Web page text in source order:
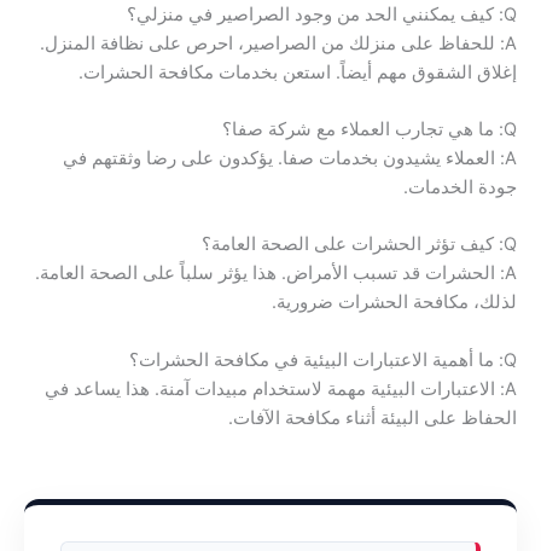
Q: كيف يمكنني الحد من وجود الصراصير في منزلي؟
A: للحفاظ على منزلك من الصراصير، احرص على نظافة المنزل.
إغلاق الشقوق مهم أيضاً. استعن بخدمات مكافحة الحشرات.
Q: ما هي تجارب العملاء مع شركة صفا؟
A: العملاء يشيدون بخدمات صفا. يؤكدون على رضا وثقتهم في
جودة الخدمات.
Q: كيف تؤثر الحشرات على الصحة العامة؟
A: الحشرات قد تسبب الأمراض. هذا يؤثر سلباً على الصحة العامة.
لذلك، مكافحة الحشرات ضرورية.
Q: ما أهمية الاعتبارات البيئية في مكافحة الحشرات؟
A: الاعتبارات البيئية مهمة لاستخدام مبيدات آمنة. هذا يساعد في
الحفاظ على البيئة أثناء مكافحة الآفات.